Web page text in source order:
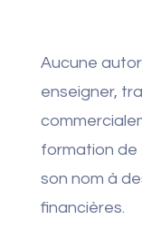
Aucune
enseigner,
formation de
son nom à
financières.